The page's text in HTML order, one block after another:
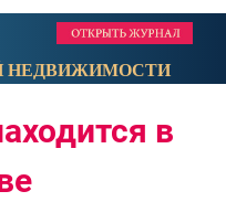
НЕДВИЖИМОСТИ
в